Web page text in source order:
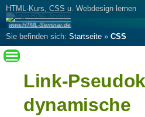
www.HTML-Seminar.de
HTML-Kurs, CSS u. Webdesign lernen
Sie befinden sich: Startseite » CSS
lernen
Link-
dynamische